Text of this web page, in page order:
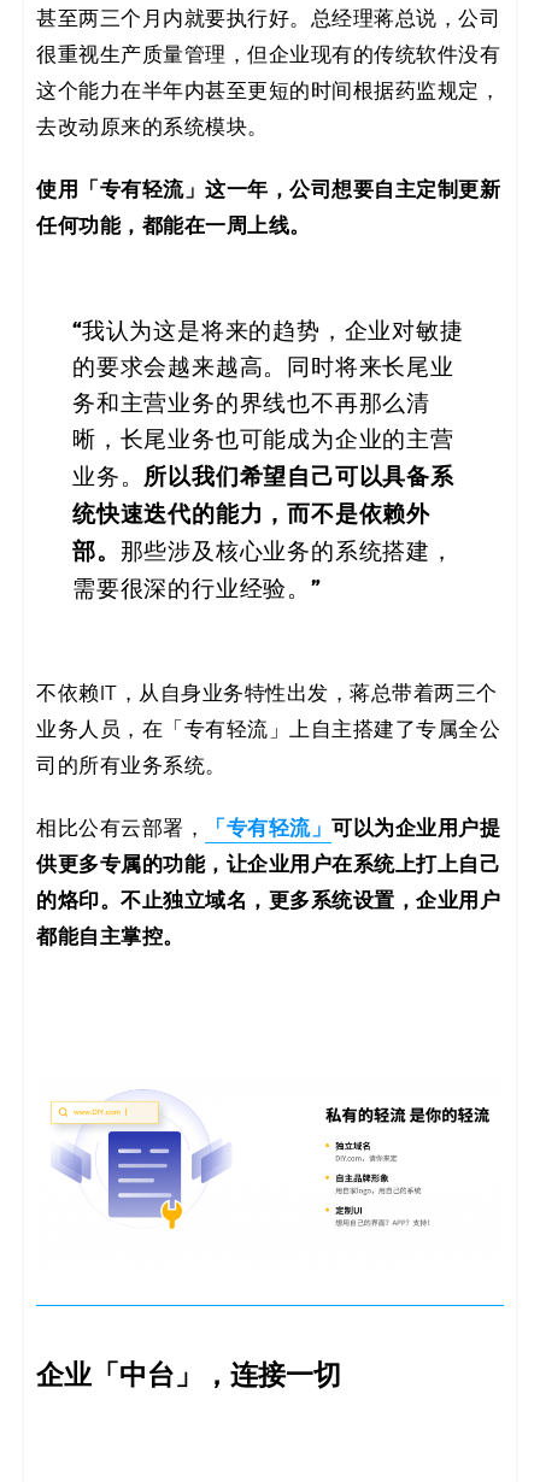
甚至两三个月内就要执行好。总经理蒋总说，公司
很重视生产质量管理，但企业现有的传统软件没有
这个能力在半年内甚至更短的时间根据药监规定，
去改动原来的系统模块。
使用「专有轻流」这一年，公司想要自主定制更新
任何功能，都能在一周上线。
“我认为这是将来的趋势，企业对敏捷
的要求会越来越高。同时将来长尾业
务和主营业务的界线也不再那么清
晰，长尾业务也可能成为企业的主营
业务。 所以我们希望自己可以具备系
统快速迭代的能力，而不是依赖外
部。
那些涉及核心业务的系统搭建，
需要很深的行业经验。”
不依赖IT，从自身业务特性出发，蒋总带着两三个
业务人员，在「专有轻流」上自主搭建了专属全公
司的所有业务系统。
相比公有云部署， 「专有轻流」 可以为企业用户提
供更多专属的功能，让企业用户在系统上打上自己
的烙印。不止独立域名，更多系统设置，企业用户
都能自主掌控。
企业「中台」，连接一切